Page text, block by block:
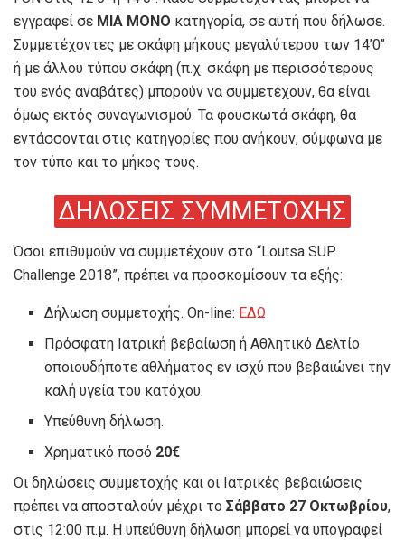
εγγραφεί σε ΜΙΑ ΜΟΝΟ κατηγορία, σε αυτή που δήλωσε.
Συμμετέχοντες με σκάφη μήκους μεγαλύτερου των 14’0’’
ή με άλλου τύπου σκάφη (π.χ. σκάφη με περισσότερους
του ενός αναβάτες) μπορούν να συμμετέχουν, θα είναι
όμως εκτός συναγωνισμού. Τα φουσκωτά σκάφη, θα
εντάσσονται στις κατηγορίες που ανήκουν, σύμφωνα με
τον τύπο και το μήκος τους.
ΔΗΛΩΣΕΙΣ ΣΥΜΜΕΤΟΧΗΣ
Όσοι επιθυμούν να συμμετέχουν στο “Loutsa SUP
Challenge 2018”, πρέπει να προσκομίσουν τα εξής:
Δήλωση συμμετοχής. On-line: ΕΔΩ
Πρόσφατη Ιατρική βεβαίωση ή Αθλητικό Δελτίο
οποιουδήποτε αθλήματος εν ισχύ που βεβαιώνει την
καλή υγεία του κατόχου.
Υπεύθυνη δήλωση.
Χρηματικό ποσό 20€
Οι δηλώσεις συμμετοχής και οι Ιατρικές βεβαιώσεις
πρέπει να αποσταλούν μέχρι το Σάββατο 27 Οκτωβρίου,
στις 12:00 π.μ. Η υπεύθυνη δήλωση μπορεί να υπογραφεί